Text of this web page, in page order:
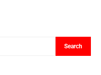
Search